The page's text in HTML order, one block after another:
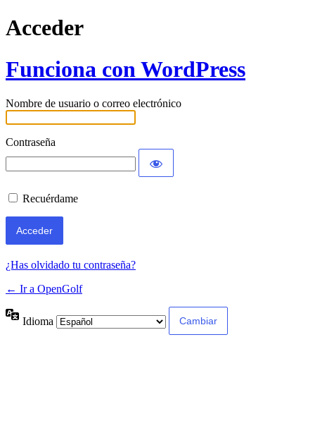
Acceder
Funciona con WordPress
Nombre de usuario o correo electrónico
Contraseña
Recuérdame
¿Has olvidado tu contraseña?
← Ir a OpenGolf
Idioma